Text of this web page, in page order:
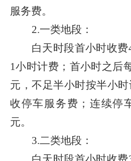
服务费。
2.一类地段：
白天时段首小时收费
1小时计费；首小时之后
元，不足半小时按半小
收停车服务费；连续停
元。
3.二类地段：